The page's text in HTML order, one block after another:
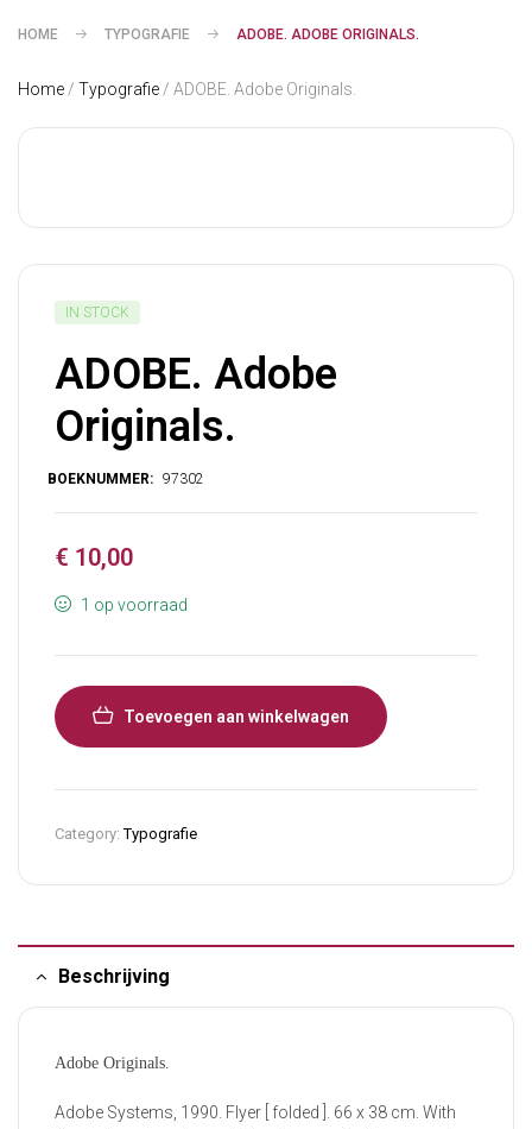
HOME TYPOGRAFIE ADOBE. ADOBE ORIGINALS.
Home / Typografie / ADOBE. Adobe Originals.
IN STOCK
ADOBE. Adobe
Originals.
€ 10,00
1 op voorraad
Toevoegen aan winkelwagen
Category:Typografie
Beschrijving
Adobe Originals.
Adobe Systems, 1990. Flyer [ folded ]. 66 x 38 cm. With